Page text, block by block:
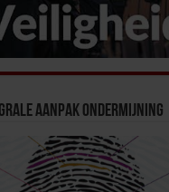
Aanpak Ondermijning